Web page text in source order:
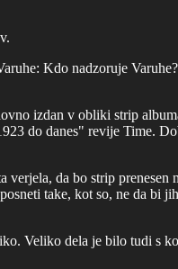
Kdo nadzoruje
izdan v obliki strip
do danes" revije Time.
da bo strip
take, kot so, ne da bi
Veliko dela je bilo tudi s